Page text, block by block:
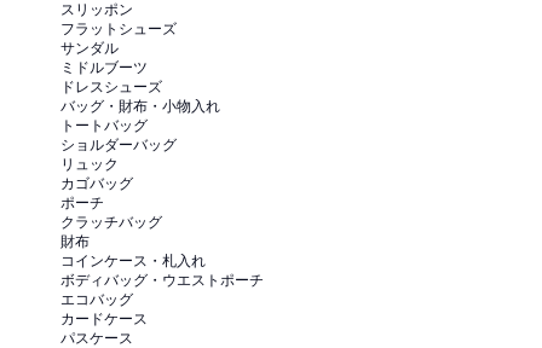
スリッポン
フラットシューズ
サンダル
ミドルブーツ
ドレスシューズ
バッグ・財布・小物入れ
トートバッグ
ショルダーバッグ
リュック
カゴバッグ
ポーチ
クラッチバッグ
財布
コインケース・札入れ
ボディバッグ・ウエストポーチ
エコバッグ
カードケース
パスケース